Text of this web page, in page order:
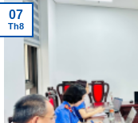
07
Th8